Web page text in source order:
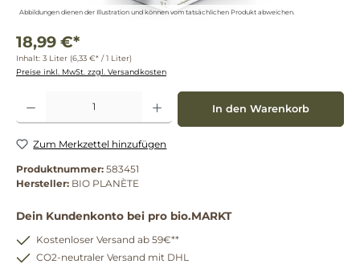
Abbildungen dienen der Illustration und können vom tatsächlichen Produkt abweichen.
18,99 €*
Inhalt: 3 Liter (6,33 €* / 1 Liter)
Preise inkl. MwSt. zzgl. Versandkosten
Produkt Anzahl: Gib den gewünschten Wert ein oder benutze die Schaltflächen um
In den Warenkorb
Zum Merkzettel hinzufügen
Produktnummer: 583451
Hersteller: BIO PLANÈTE
Dein Kundenkonto bei pro bio.MARKT
Kostenloser Versand ab 59€**
CO2-neutraler Versand mit DHL